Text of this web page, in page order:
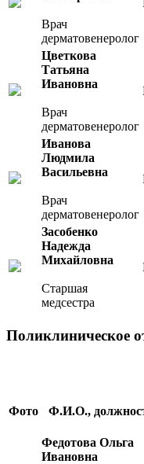
Врач
дерматовенеролог
Цветкова
Татьяна
Ивановна
Врач
дерматовенеролог
Иванова
Людмила
Васильевна
Врач
дерматовенеролог
Засобенко
Надежда
Михайловна
Старшая
медсестра
Поликлиническое
Фото Ф.И.О.,
Федотова Ольга
Ивановна